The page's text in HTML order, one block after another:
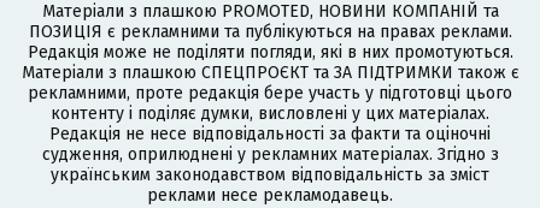
Матеріали з плашкою PROMOTED, НОВИНИ КОМПАНІЙ та
ПОЗИЦІЯ є рекламними та публікуються на правах реклами.
Редакція може не поділяти погляди, які в них промотуються.
Матеріали з плашкою СПЕЦПРОЄКТ та ЗА ПІДТРИМКИ також є
рекламними, проте редакція бере участь у підготовці цього
контенту і поділяє думки, висловлені у цих матеріалах.
Редакція не несе відповідальності за факти та оціночні
судження, оприлюднені у рекламних матеріалах. Згідно з
українським законодавством відповідальність за зміст
реклами несе рекламодавець.